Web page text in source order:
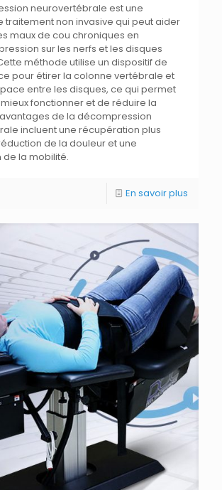
neurovertébrale est une
traitement non invasive qui peut aider
maux de cou chroniques en
sur les nerfs et les disques
méthode utilise un dispositif de
pour étirer la colonne vertébrale et
entre les disques, ce qui permet
fonctionner et de réduire la
de la décompression
incluent une récupération plus
de la douleur et une
la mobilité.
En savoir plus